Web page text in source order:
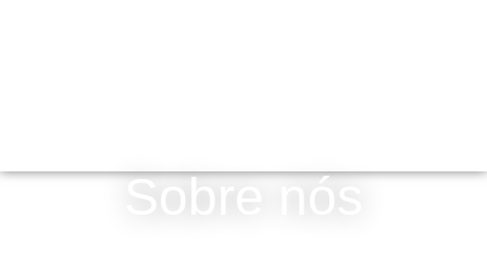
Sobre nós